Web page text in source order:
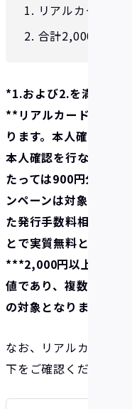
リアルカードの
合計2,000円以上
*1.および2.を満たす順
**リアルカード発行に
ります。本人確認が未
本人確認を行なってく
たっては900円分の発
ンペーンは対象条件を
た発行手数料相当額
とで実質無料とするも
***2,000円以上の入金
値であり、複数回に分
の対象となります。
なお、リアルカードの
下をご確認ください。